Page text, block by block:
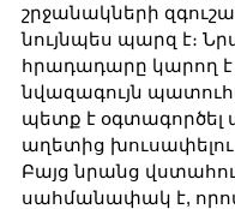
շրջանակների
նույնպես պարզ է։
հրադադարը կարող է
նվազագույն
պետք է օգտագործել
աղետից
Բայց նրանց
սահմանափակ է,